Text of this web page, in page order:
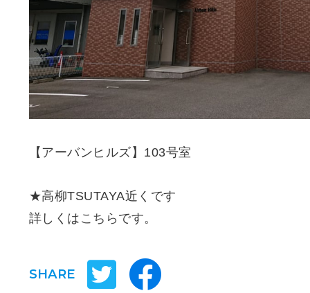
【アーバンヒルズ】103号室
★高柳TSUTAYA近くです
詳しくは こちら です。
SHARE